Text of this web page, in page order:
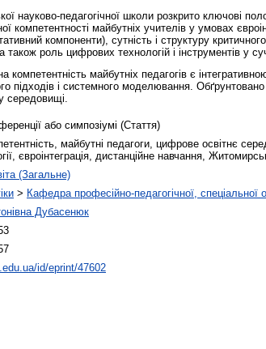
науково-педагогічної школи розкрито ключові
компетентності майбутніх учителів у умовах
компоненти), сутність і структуру
роль цифрових технологій і інструментів у
майбутніх педагогів є
підходів і системного моделювання.
середовищі.
або симпозіумі (Стаття)
майбутні педагоги, цифрове освітнє
євроінтеграція, дистанційне навчання,
(Загальне)
> Кафедра професійно-педагогічної, спеціальної
Дубасенюк
id/eprint/47602